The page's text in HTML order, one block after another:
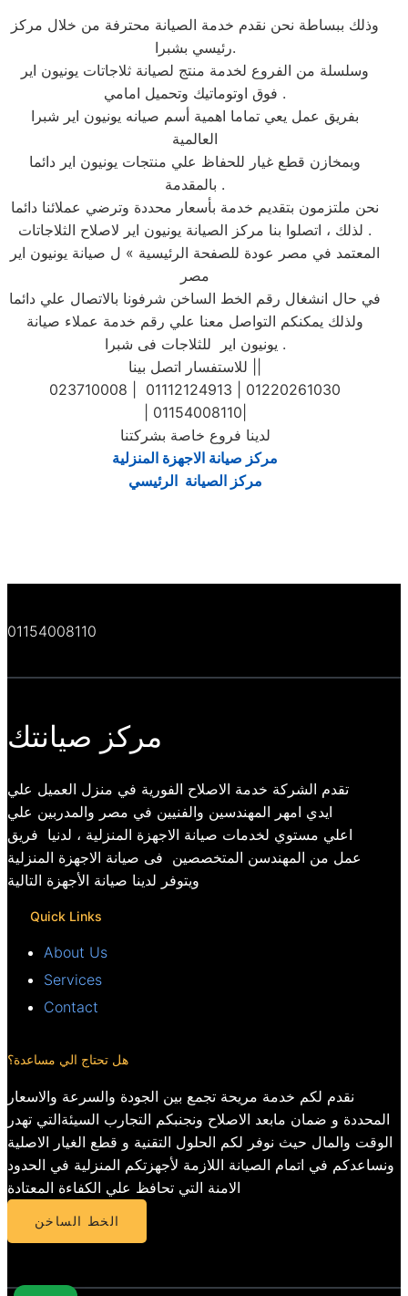
وذلك ببساطة نحن نقدم خدمة الصيانة محترفة من خلال مركز
رئيسي بشبرا.
وسلسلة من الفروع لخدمة منتج لصيانة ثلاجاتات يونيون اير
فوق اوتوماتيك وتحميل امامي .
بفريق عمل يعي تماما اهمية أسم صيانه يونيون اير شبرا
العالمية
وبمخازن قطع غيار للحفاظ علي منتجات يونيون اير دائما
بالمقدمة .
نحن ملتزمون بتقديم خدمة بأسعار محددة وترضي عملائنا دائما
. لذلك ، اتصلوا بنا مركز الصيانة يونيون اير لاصلاح الثلاجاتات
المعتمد في مصر عودة للصفحة الرئيسية » ل صيانة يونيون اير
مصر
في حال انشغال رقم الخط الساخن شرفونا بالاتصال علي دائما
ولذلك يمكنكم التواصل معنا علي رقم خدمة عملاء صيانة
يونيون اير للثلاجات فى شبرا .
023710008 | 01112124913 | 01220261030
| 01154008110|
لدينا فروع خاصة بشركتنا
مركز صيانة الاجهزة المنزلية
مركز الصيانة الرئيسي
01154008110
مركز صيانتك
تقدم الشركة خدمة الاصلاح الفورية في منزل العميل علي
ايدي امهر المهندسين والفنيين في مصر والمدربين علي
اعلي مستوي لخدمات صيانة الاجهزة المنزلية ، لدنيا فريق
عمل من المهندسن المتخصصين فى صيانة الاجهزة المنزلية
ويتوفر لدينا صيانة الأجهزة التالية
Quick Links
About Us
Services
Contact
هل تحتاج الي مساعدة؟
نقدم لكم خدمة مريحة تجمع بين الجودة والسرعة والاسعار
المحددة و ضمان مابعد الاصلاح ونجنبكم التجارب السيئةالتي تهدر
الوقت والمال حيث نوفر لكم الحلول التقنية و قطع الغيار الاصلية
ونساعدكم في اتمام الصيانة اللازمة لأجهزتكم المنزلية في الحدود
الامنة التي تحافظ علي الكفاءة المعتادة
الخط الساخن